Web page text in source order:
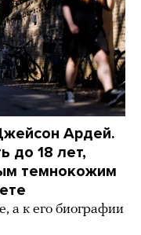
Ардей.
до 18 лет,
темнокожим
а к его биографии